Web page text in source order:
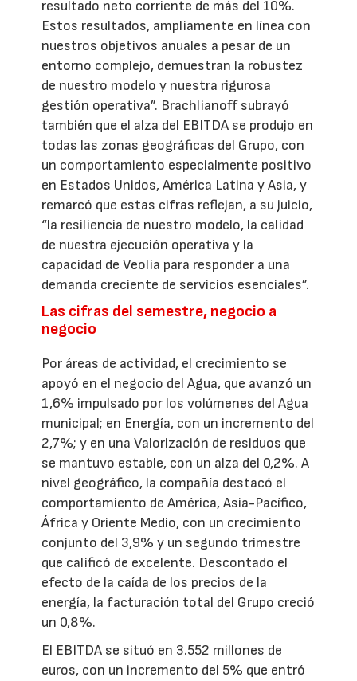
resultado neto corriente de más del 10%.
Estos resultados, ampliamente en línea con
nuestros objetivos anuales a pesar de un
entorno complejo, demuestran la robustez
de nuestro modelo y nuestra rigurosa
gestión operativa”. Brachlianoff subrayó
también que el alza del EBITDA se produjo en
todas las zonas geográficas del Grupo, con
un comportamiento especialmente positivo
en Estados Unidos, América Latina y Asia, y
remarcó que estas cifras reflejan, a su juicio,
“la resiliencia de nuestro modelo, la calidad
de nuestra ejecución operativa y la
capacidad de Veolia para responder a una
demanda creciente de servicios esenciales”.
Las cifras del semestre, negocio a
negocio
Por áreas de actividad, el crecimiento se
apoyó en el negocio del Agua, que avanzó un
1,6% impulsado por los volúmenes del Agua
municipal; en Energía, con un incremento del
2,7%; y en una Valorización de residuos que
se mantuvo estable, con un alza del 0,2%. A
nivel geográfico, la compañía destacó el
comportamiento de América, Asia-Pacífico,
África y Oriente Medio, con un crecimiento
conjunto del 3,9% y un segundo trimestre
que calificó de excelente. Descontado el
efecto de la caída de los precios de la
energía, la facturación total del Grupo creció
un 0,8%.
El EBITDA se situó en 3.552 millones de
euros, con un incremento del 5% que entró